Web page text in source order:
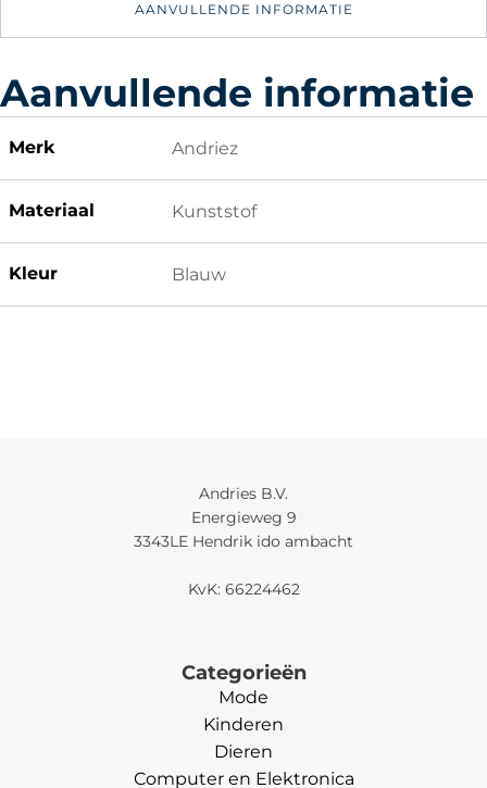
AANVULLENDE INFORMATIE
Aanvullende informatie
Merk Andriez
Materiaal Kunststof
Kleur Blauw
Andries B.V.
Energieweg 9
3343LE Hendrik ido ambacht
KvK: 66224462
Categorieën
Mode
Kinderen
Dieren
Computer en Elektronica